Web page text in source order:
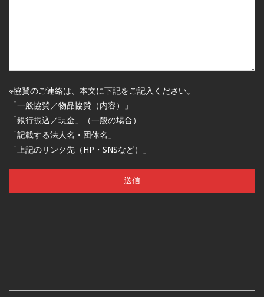
※協賛のご連絡は、本文に下記をご記入ください。
「一般協賛／物品協賛（内容）」
「銀行振込／現金」（一般の場合）
「記載する法人名・団体名」
「上記のリンク先（HP・SNSなど）」